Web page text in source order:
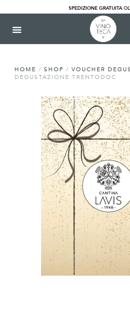
SPEDIZIONE GRATUITA
HOME / SHOP / VOUCHER
DEGUSTAZIONE TRENTODOC